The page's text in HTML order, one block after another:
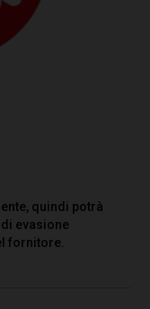
quindi potrà
evasione
fornitore.